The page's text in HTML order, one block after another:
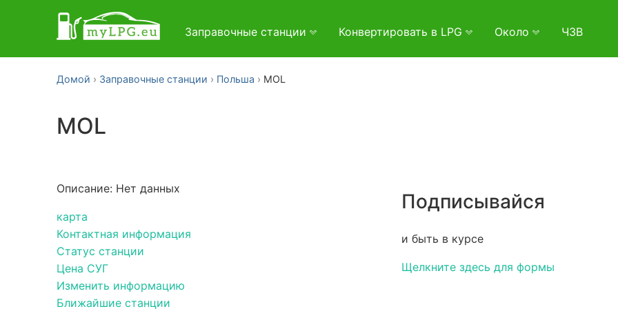
Заправочные станции Конвертировать в LPG Около ЧЗВ
Домой Заправочные станции Польша MOL
MOL
Описание: Нет данных
карта
Контактная информация
Статус станции
Цена СУГ
Изменить информацию
Ближайшие станции
Подписывайся
и быть в курсе
Щелкните здесь для формы